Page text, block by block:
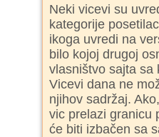
Neki vicevi su
kategorije
ikoga uvredi na
bilo kojoj drugoj
vlasništvo sajta sa
Vicevi dana ne
njihov sadržaj.
vic prelazi granicu
će biti izbačen sa